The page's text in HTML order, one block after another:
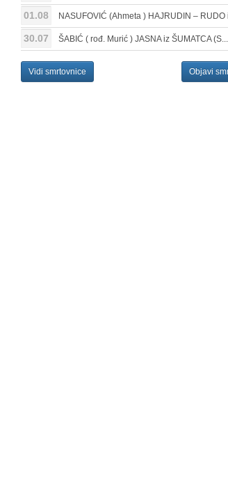
01.08 NASUFOVIĆ (Ahmeta ) HAJRUDIN – RUDO
30.07 ŠABIĆ ( rođ. Murić ) JASNA iz ŠUMATCA (S...
Vidi smrtovnice Objavi